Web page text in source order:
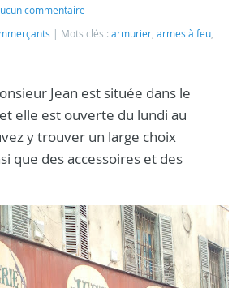
commentaire
Mots clés : armurier, armes à feu,
Jean est située dans le
elle est ouverte du lundi au
y trouver un large choix
que des accessoires et des